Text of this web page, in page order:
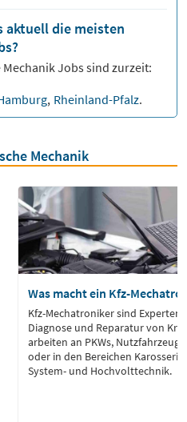
aktuell die meisten
MechanikJobs sind zurzeit:
, Rheinland-Pfalz.
Mechanik
Was macht ein Kfz-
Kfz-Mechatroniker sind Experten
Diagnose und Reparatur von
arbeiten an PKWs,
oder in den Bereichen
System- und Hochvolttechnik.